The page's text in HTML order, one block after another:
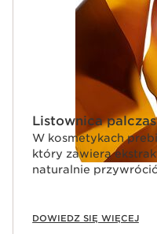
Listownica
W kosmetykach
który zawiera
naturalnie
DOWIEDZ SIĘ WIĘCEJ